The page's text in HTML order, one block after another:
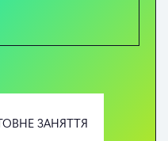
ЗАНЯТТЯ